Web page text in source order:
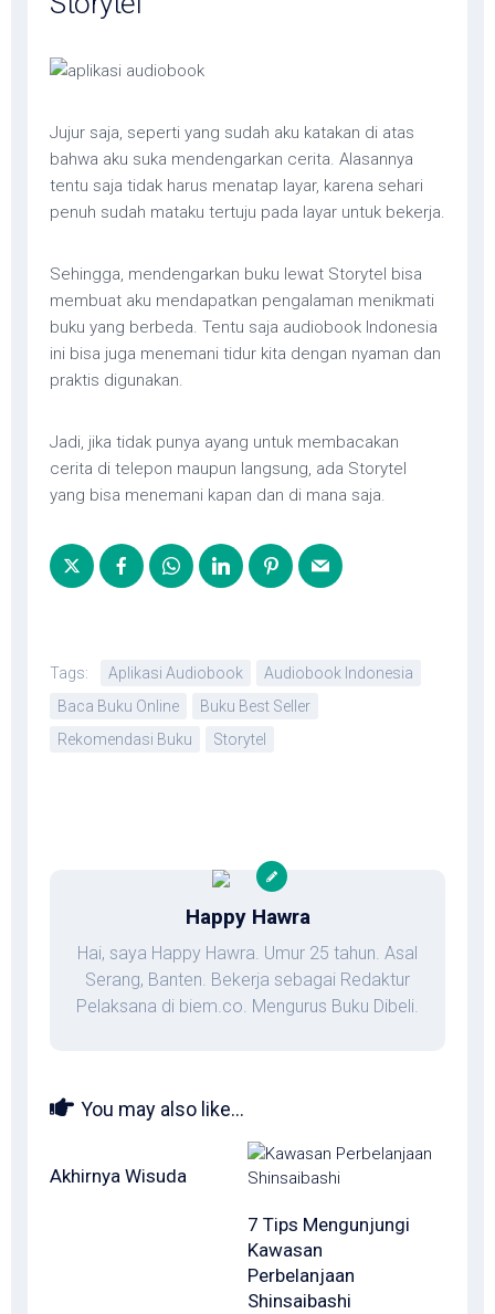
Jujur saja, seperti yang sudah aku katakan di atas
bahwa aku suka mendengarkan cerita. Alasannya
tentu saja tidak harus menatap layar, karena sehari
penuh sudah mataku tertuju pada layar untuk bekerja.
Sehingga, mendengarkan buku lewat Storytel bisa
membuat aku mendapatkan pengalaman menikmati
buku yang berbeda. Tentu saja audiobook Indonesia
ini bisa juga menemani tidur kita dengan nyaman dan
praktis digunakan.
Jadi, jika tidak punya ayang untuk membacakan
cerita di telepon maupun langsung, ada Storytel
yang bisa menemani kapan dan di mana saja.
Tags: Aplikasi Audiobook
Audiobook Indonesia
Baca Buku Online
Buku Best Seller
Rekomendasi Buku
Storytel
Happy Hawra
Hai, saya Happy Hawra. Umur 25 tahun. Asal
Serang, Banten. Bekerja sebagai Redaktur
Pelaksana di biem.co. Mengurus Buku Dibeli.
You may also like...
Akhirnya Wisuda
7 Tips Mengunjungi
Kawasan
Perbelanjaan
Shinsaibashi